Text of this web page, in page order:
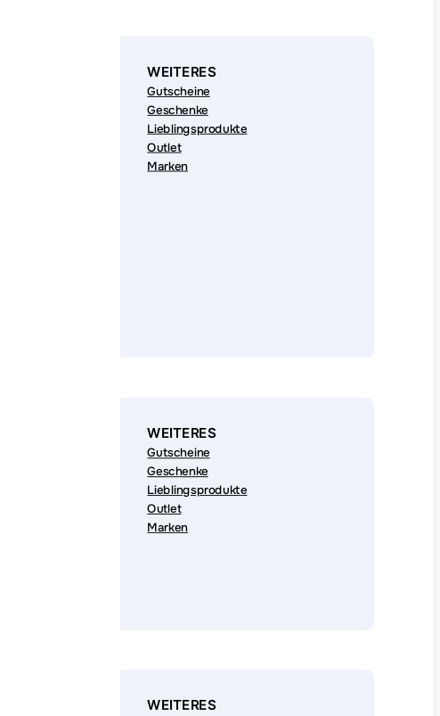
WEITERES
Gutscheine
Geschenke
Lieblingsprodukte
Outlet
Marken
WEITERES
Gutscheine
Geschenke
Lieblingsprodukte
Outlet
Marken
WEITERES